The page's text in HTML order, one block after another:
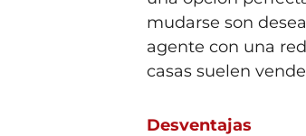
mudarse son
agente con una
casas suelen
Desventajas